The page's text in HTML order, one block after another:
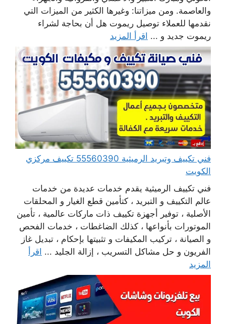
والعاصمة. ومن ميزاتنا: وغيرها الكثير من الميزات التي
نقدمها للعملاء توصيل ريموت هل أن بحاجة لشراء
ريموت جديد و ... اقرأ المزيد
فني تكييف وتبريد الرميثية 55560390 تكييف مركزي
الكويت
فني تكييف الرميثية يقدم خدمات عديدة من خدمات
عالم التكييف و التبريد ، كتأمين قطع الغيار و المحلقات
الأصلية ، توفير أجهزة تكييف ذات ماركات عالمية ، تأمين
الموتورات بأنواعها ، كذلك الضاغطات ، خدمات الفحص
و الصيانة ، تركيب المكيفات و تثبيتها بإحكام ، تبديل غاز
الفريون و حل مشاكل التسريب ، إزالة الجليد ... اقرأ
المزيد